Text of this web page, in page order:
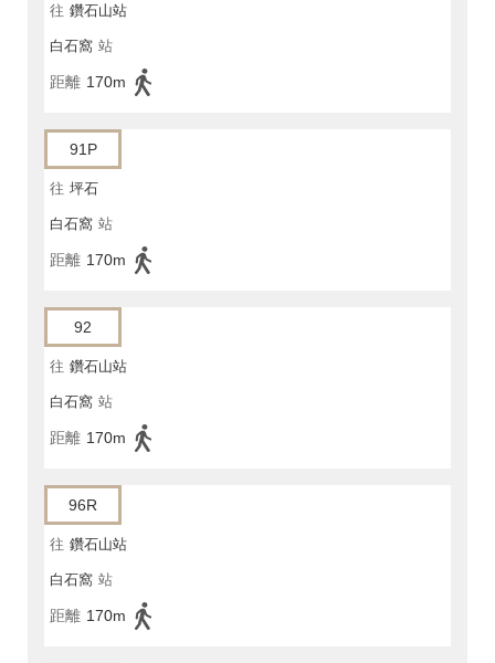
往 鑽石山站
白石窩 站
距離 170m
91P
往 坪石
白石窩 站
距離 170m
92
往 鑽石山站
白石窩 站
距離 170m
96R
往 鑽石山站
白石窩 站
距離 170m